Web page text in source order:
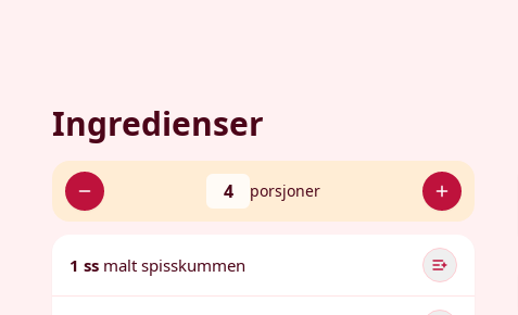
Ingredienser
4 porsjoner
1 ss malt spisskummen